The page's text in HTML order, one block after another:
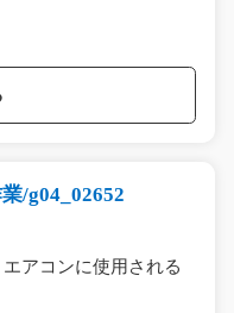
/g04_02652
アコンに使用される